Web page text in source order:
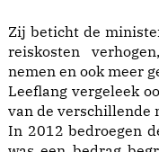
Zij beticht de
reiskosten
nemen en ook meer
Leeflang vergeleek
van de verschillende
In 2012 bedroegen